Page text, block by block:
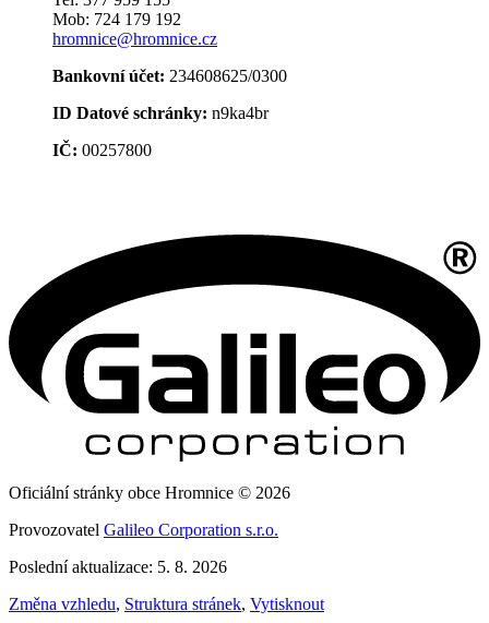
Mob: 724 179 192
hromnice@hromnice.cz
Bankovní účet: 234608625/0300
ID Datové schránky: n9ka4br
IČ: 00257800
Oficiální stránky obce Hromnice © 2026
Provozovatel Galileo Corporation s.r.o.
Poslední aktualizace: 5. 8. 2026
Změna vzhledu, Struktura stránek, Vytisknout